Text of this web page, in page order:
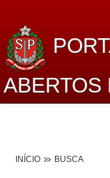
ABERTOS
INÍCIO BUSCA